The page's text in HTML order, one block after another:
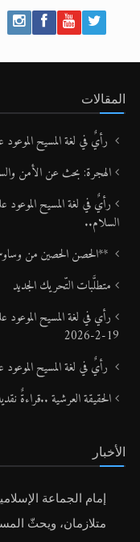
المقالات
رأيٌ في لغة المسيح الموعود
الهجرة: بحث عن الأمن
السلام..
**الحصن الحصين من
متطلَّبات التّحريك الجديد
19-2-2026
رأيٌ في لغة المسيح الموعود عليه السلام ..1 في محنة
إمام الجماعة